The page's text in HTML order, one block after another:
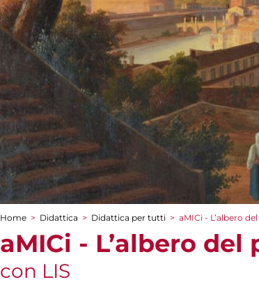
Tu sei qui
Home > Didattica > Didattica per tutti > aMICi - L’albero
aMICi - L’albero del
con LIS